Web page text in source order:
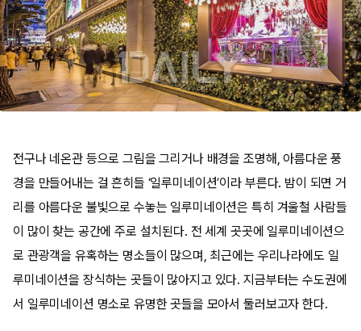
전구나 네온관 등으로 그림을 그리거나 배경을 조명해, 아름다운 풍
경을 만들어내는 걸 흔히들 ‘일루미네이션’이라 부른다. 밤이 되면 거
리를 아름다운 불빛으로 수놓는 일루미네이션은 특히 겨울철 사람들
이 많이 찾는 공간에 주로 설치된다. 전 세계 곳곳에 일루미네이션으
로 관광객을 유혹하는 명소들이 많으며, 최근에는 우리나라에도 일
루미네이션을 장식하는 곳들이 많아지고 있다. 지금부터는 수도권에
서 일루미네이션 명소로 유명한 곳들을 모아서 둘러보고자 한다.